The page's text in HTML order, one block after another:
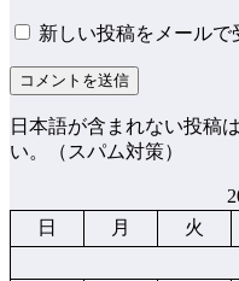
新しい投稿をメールで
日本語が含まれない投稿
い。（スパム対策）
日
月 火